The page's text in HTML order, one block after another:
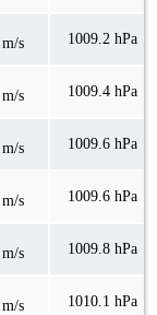
s 1009.2 hPa
s 1009.4 hPa
s 1009.6 hPa
s 1009.6 hPa
s 1009.8 hPa
s 1010.1 hPa